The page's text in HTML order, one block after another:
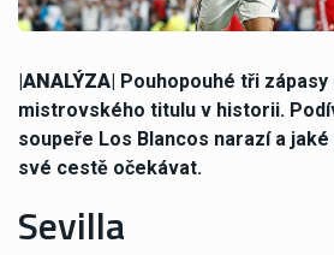
|ANALÝZA| Pouhopouhé tři zápasy
mistrovského titulu v historii.
soupeře Los Blancos narazí a
své cestě očekávat.
Sevilla